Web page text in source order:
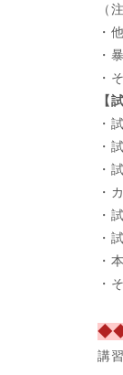
（
・
・
・
【
・
・
・
・
・
・
・
・
◆◆
講